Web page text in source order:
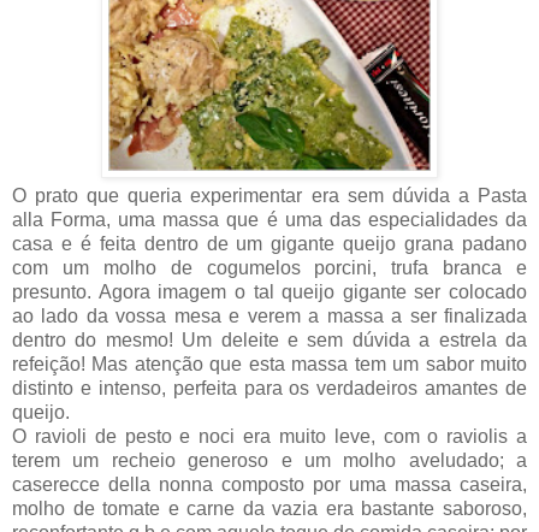
O prato que queria experimentar era sem dúvida a Pasta
alla Forma, uma massa que é uma das especialidades da
casa e é feita dentro de um gigante queijo grana padano
com um molho de cogumelos porcini, trufa branca e
presunto. Agora imagem o tal queijo gigante ser colocado
ao lado da vossa mesa e verem a massa a ser finalizada
dentro do mesmo! Um deleite e sem dúvida a estrela da
refeição! Mas atenção que esta massa tem um sabor muito
distinto e intenso, perfeita para os verdadeiros amantes de
queijo.
O ravioli de pesto e noci era muito leve, com o raviolis a
terem um recheio generoso e um molho aveludado; a
caserecce della nonna composto por uma massa caseira,
molho de tomate e carne da vazia era bastante saboroso,